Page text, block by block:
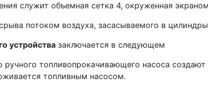
служит объемная сетка 4, окруженная
потоком воздуха, засасываемого в цилинд­ры
устройства заключается в следующем
топливопрокачивающего насоса
топливным насосом.